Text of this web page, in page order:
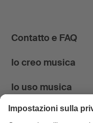
Contatto e FAQ
Io creo musica
Io uso musica
News & Agenda